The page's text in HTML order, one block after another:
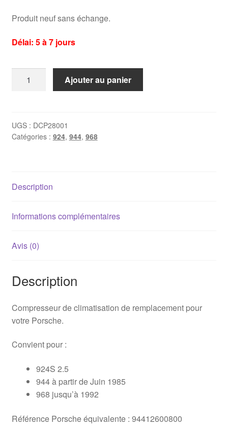
Produit neuf sans échange.
Délai: 5 à 7 jours
climatisation
Porsche
/
Ajouter au panier
UGS : DCP28001
Catégories : 924, 944, 968
Description
Informations complémentaires
Avis (0)
Description
Compresseur de climatisation de remplacement pour
votre Porsche.
Convient pour :
924S 2.5
944 à partir de Juin 1985
968 jusqu’à 1992
Référence Porsche équivalente : 94412600800